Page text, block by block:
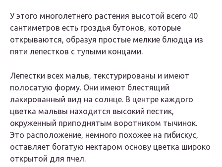
У этого многолетнего растения высотой всего 40
сантиметров есть гроздья бутонов, которые
открываются, образуя простые мелкие блюдца из
пяти лепестков с тупыми концами.
Лепестки всех мальв, текстурированы и имеют
полосатую форму. Они имеют блестящий
лакированный вид на солнце. В центре каждого
цветка мальвы находится высокий пестик,
окруженный приподнятым воротником тычинок.
Это расположение, немного похожее на гибискус,
оставляет богатую нектаром основу цветка широко
открытой для пчел.